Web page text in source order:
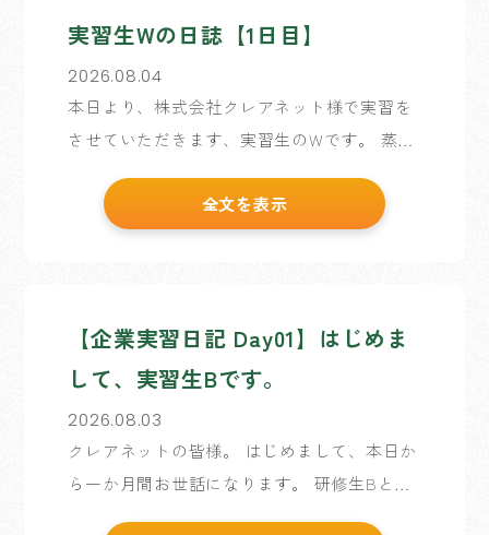
実習生Wの日誌【1日目】
2026.08.04
本日より、株式会社クレアネット様で実習を
させていただきます、実習生のWです。 蒸し
とで気持ちはとても晴れやかです。 初めての
企業実習で朝から緊張していましたが、社員
全文を表示
【企業実習日記 Day01】はじめま
して、実習生Bです。
2026.08.03
クレアネットの皆様。 はじめまして、本日か
ら一か月間お世話になります。 研修生Bと申